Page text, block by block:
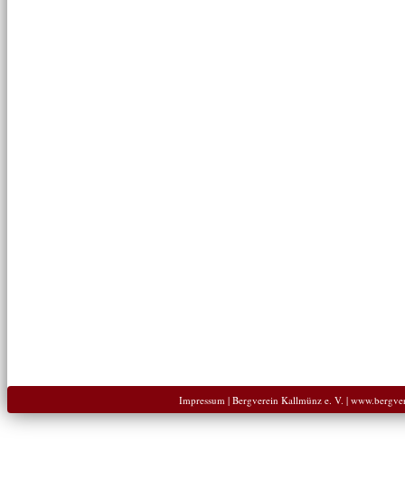
Impressum | Bergverein Kallmünz e. V. |